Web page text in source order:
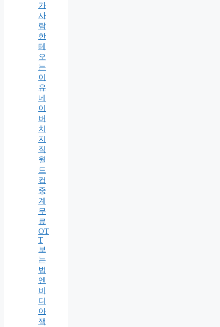
가
사
람
한
테
오
는
이
유
네
이
버
치
지
직
월
드
컵
중
계
무
료
OT
T
보
는
법
엔
비
디
아
잭